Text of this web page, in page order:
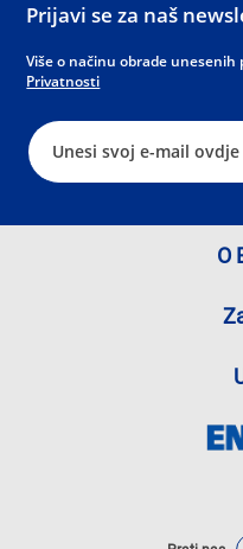
Prijavi se za naš
Više o načinu obrade
Privatnosti
O